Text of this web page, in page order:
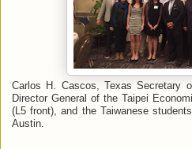
Carlos H. Cascos, Texas Secretary
Director General of the Taipei
(L5 front), and the Taiwanese
Austin.